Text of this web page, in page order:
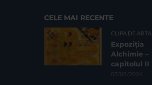
CELE MAI RECENTE
CLIPA DE ARTA
Expoziția
Alchimie –
capitolul II
07/08/2026